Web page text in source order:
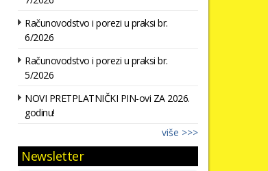
Računovodstvo i porezi u praksi br.
6/2026
Računovodstvo i porezi u praksi br.
5/2026
NOVI PRETPLATNIČKI PIN-ovi ZA 2026.
godinu!
više >>>
Newsletter